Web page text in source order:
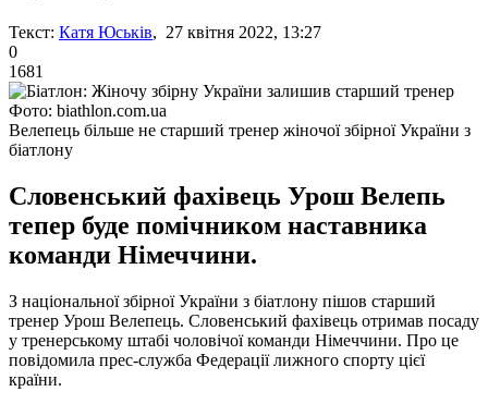
Текст: Катя Юськів, 27 квітня 2022, 13:27
0
1681
Фото: biathlon.com.ua
Велепець більше не старший тренер жіночої збірної України з
біатлону
Словенський фахівець Урош Велепь
тепер буде помічником наставника
команди Німеччини.
З національної збірної України з біатлону пішов старший
тренер Урош Велепець. Словенський фахівець отримав посаду
у тренерському штабі чоловічої команди Німеччини. Про це
повідомила прес-служба Федерації лижного спорту цієї
країни.